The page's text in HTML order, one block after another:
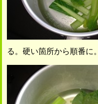
る。硬い箇所から順番に。